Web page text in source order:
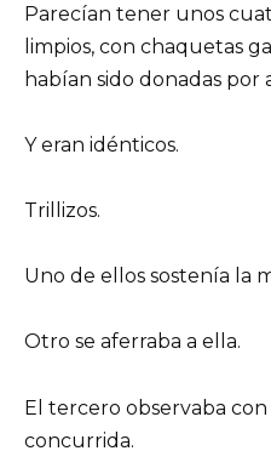
Parecían tener unos
limpios, con chaquetas
habían sido donadas por
Y eran idénticos.
Trillizos.
Uno de ellos sostenía la
Otro se aferraba a ella.
El tercero observaba
concurrida.